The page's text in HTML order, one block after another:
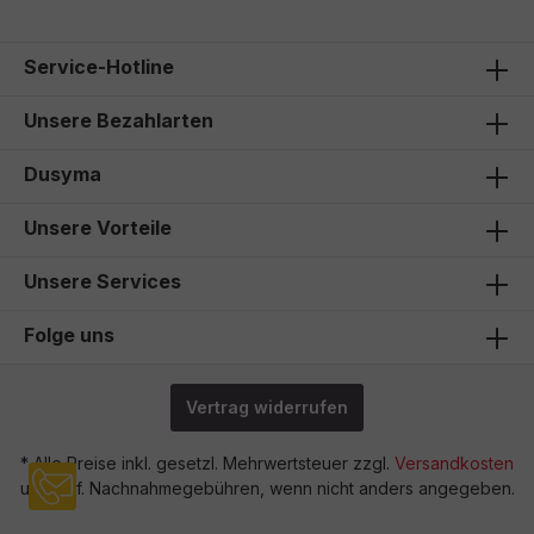
Service-Hotline
Unsere Bezahlarten
Dusyma
Unsere Vorteile
Unsere Services
Folge uns
Vertrag widerrufen
* Alle Preise inkl. gesetzl. Mehrwertsteuer zzgl. Versandkosten
und ggf. Nachnahmegebühren, wenn nicht anders angegeben.